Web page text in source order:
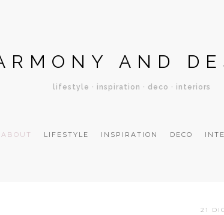
AND
lifestyle · inspiration · deco · interiors
ABOUT LIFESTYLE INSPIRATION DECO
21